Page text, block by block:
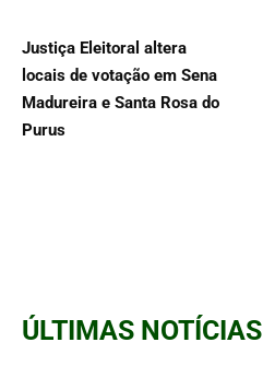
Justiça Eleitoral altera
locais de votação em Sena
Madureira e Santa Rosa do
Purus
ÚLTIMAS NOTÍCIAS